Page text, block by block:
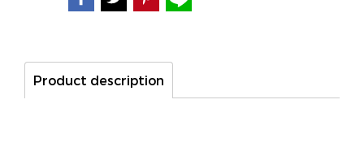
Product description